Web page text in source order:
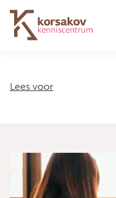
Navigation
Lees voor